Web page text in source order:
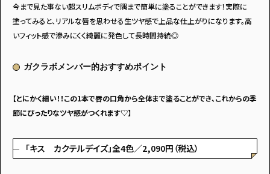
今まで見た事ない超スリムボディで隅まで簡単に塗ることができます！実際に
塗ってみると、リアルな唇を思わせる生ツヤ感で上品な仕上がりになります。高
いフィット感で滲みにくく綺麗に発色して長時間持続◎
ガクラボメンバー的おすすめポイント
【とにかく細い！！この1本で唇の口角から全体まで塗ることができ、これからの季
節にぴったりなツヤ感がつくれます♡】
「キス カクテルデイズ」全4色／2,090円（税込）